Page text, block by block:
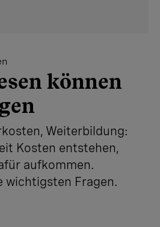
können
Weiterbildung:
Kosten entstehen,
aufkommen.
wichtigsten Fragen.